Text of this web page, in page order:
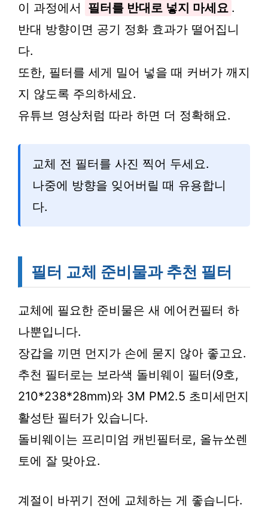
이 과정에서 필터를 반대로 넣지 마세요 .
반대 방향이면 공기 정화 효과가 떨어집니
다.
또한, 필터를 세게 밀어 넣을 때 커버가 깨지
지 않도록 주의하세요.
유튜브 영상처럼 따라 하면 더 정확해요.
교체 전 필터를 사진 찍어 두세요.
나중에 방향을 잊어버릴 때 유용합니
다.
필터 교체 준비물과 추천 필터
교체에 필요한 준비물은 새 에어컨필터 하
나뿐입니다.
장갑을 끼면 먼지가 손에 묻지 않아 좋고요.
추천 필터로는 보라색 돌비웨이 필터(9호,
210*238*28mm)와 3M PM2.5 초미세먼지
활성탄 필터가 있습니다.
돌비웨이는 프리미엄 캐빈필터로, 올뉴쏘렌
토에 잘 맞아요.
계절이 바뀌기 전에 교체하는 게 좋습니다.